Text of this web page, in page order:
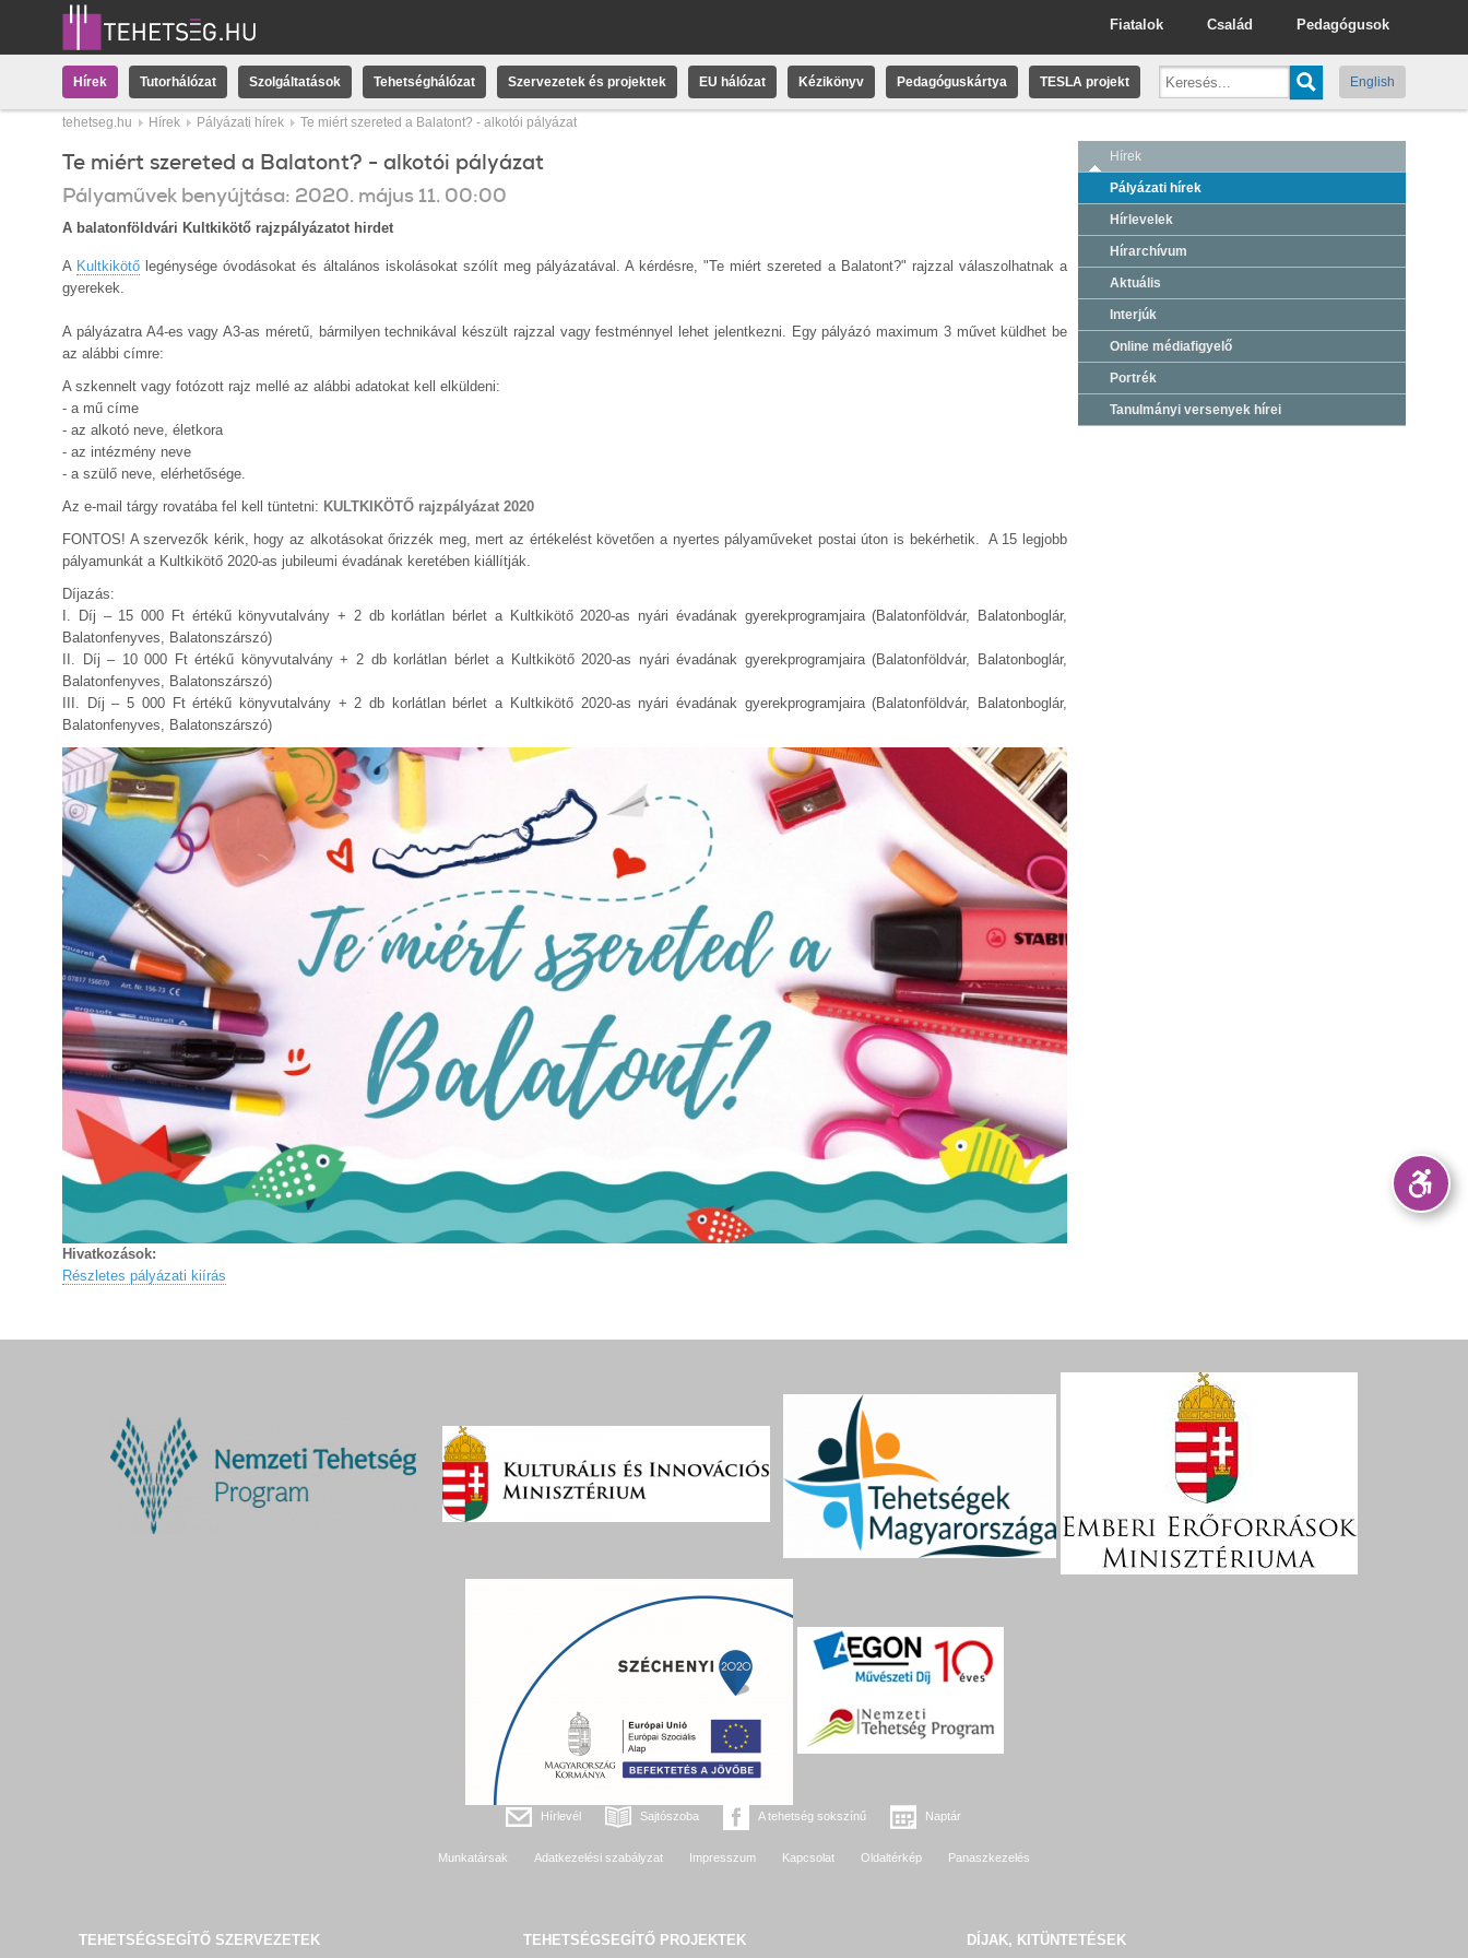
Pedagógusok
Család
Fiatalok
Hírek Tutorhálózat Szolgáltatások Tehetséghálózat Szervezetek és projektek EU hálózat Kézikönyv Pedagóguskártya TESLA projekt English
tehetseg.hu Hírek Pályázati hírek Te miért szereted a Balatont? - alkotói pályázat
Te miért szereted a Balatont? - alkotói pályázat
Pályaművek benyújtása: 2020. május 11. 00:00
A balatonföldvári Kultkikötő rajzpályázatot hirdet
A Kultkikötő legénysége óvodásokat és általános iskolásokat szólít meg pályázatával. A kérdésre, "Te miért szereted a Balatont?" rajzzal válaszolhatnak a
gyerekek.
A pályázatra A4-es vagy A3-as méretű, bármilyen technikával készült rajzzal vagy festménnyel lehet jelentkezni. Egy pályázó maximum 3 művet küldhet be
az alábbi címre:
A szkennelt vagy fotózott rajz mellé az alábbi adatokat kell elküldeni:
- a mű címe
- az alkotó neve, életkora
- az intézmény neve
- a szülő neve, elérhetősége.
Az e-mail tárgy rovatába fel kell tüntetni: KULTKIKÖTŐ rajzpályázat 2020
FONTOS! A szervezők kérik, hogy az alkotásokat őrizzék meg, mert az értékelést követően a nyertes pályaműveket postai úton is bekérhetik. A 15 legjobb
pályamunkát a Kultkikötő 2020-as jubileumi évadának keretében kiállítják.
Díjazás:
I. Díj – 15 000 Ft értékű könyvutalvány + 2 db korlátlan bérlet a Kultkikötő 2020-as nyári évadának gyerekprogramjaira (Balatonföldvár, Balatonboglár,
Balatonfenyves, Balatonszárszó)
II. Díj – 10 000 Ft értékű könyvutalvány + 2 db korlátlan bérlet a Kultkikötő 2020-as nyári évadának gyerekprogramjaira (Balatonföldvár, Balatonboglár,
Balatonfenyves, Balatonszárszó)
III. Díj – 5 000 Ft értékű könyvutalvány + 2 db korlátlan bérlet a Kultkikötő 2020-as nyári évadának gyerekprogramjaira (Balatonföldvár, Balatonboglár,
Balatonfenyves, Balatonszárszó)
Hivatkozások:
Részletes pályázati kiírás
Hírek
Pályázati hírek
Hírlevelek
Hírarchívum
Aktuális
Interjúk
Online médiafigyelő
Portrék
Tanulmányi versenyek hírei
Hírlevél Sajtószoba A tehetség sokszínű Naptár
Munkatársak Adatkezelési szabályzat Impresszum Kapcsolat Oldaltérkép Panaszkezelés
TEHETSÉGSEGÍTŐ SZERVEZETEK TEHETSÉGSEGÍTŐ PROJEKTEK DÍJAK, KITÜNTETÉSEK